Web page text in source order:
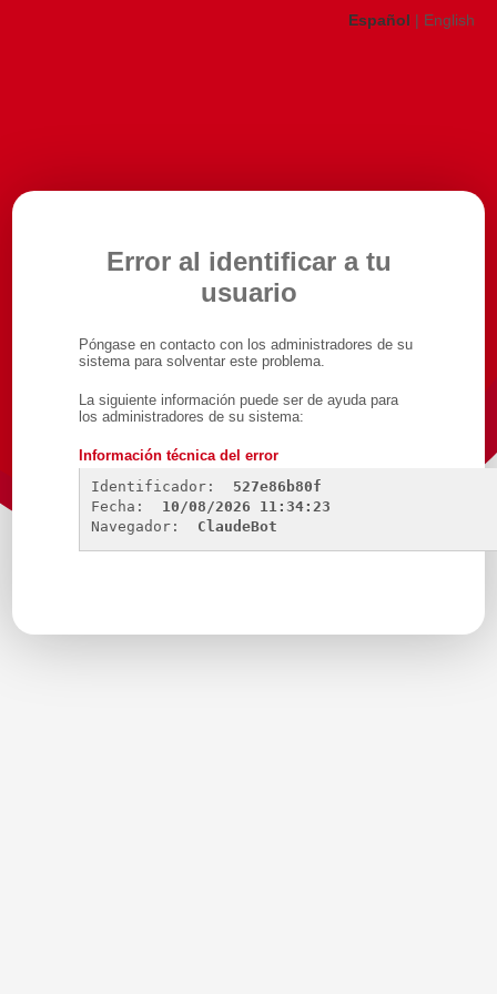
Español | English
Error al identificar a tu
usuario
Póngase en contacto con los administradores de su
sistema para solventar este problema.
La siguiente información puede ser de ayuda para
los administradores de su sistema:
Información técnica del error
Identificador:
527e86b80f
Fecha:
10/08/2026 11:34:23
Navegador:
ClaudeBot